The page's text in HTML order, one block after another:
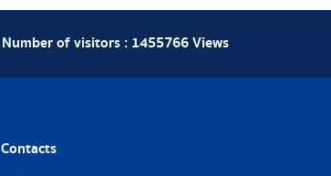
Number of visitors : 1455766Views
Contacts